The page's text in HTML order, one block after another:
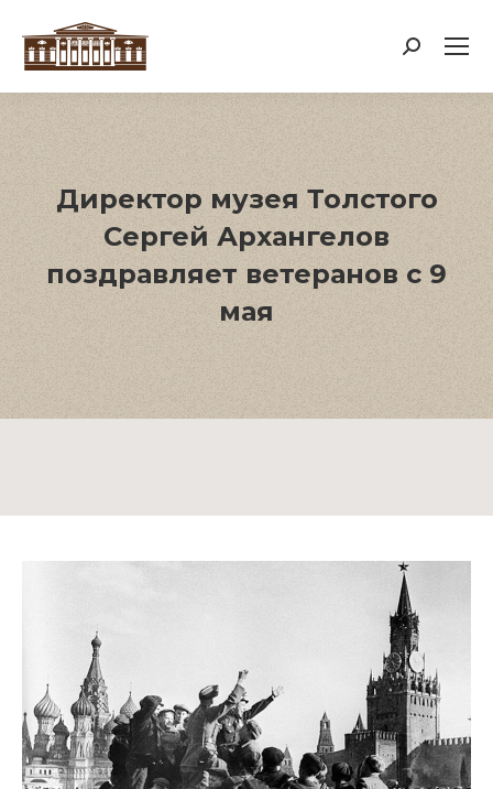
Поиск:
Директор музея Толстого
Сергей Архангелов
поздравляет ветеранов с 9
мая